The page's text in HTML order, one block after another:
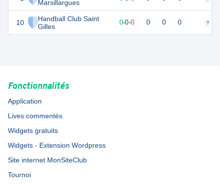
Marsillargues
10
Handball Club Saint
Gilles
0 0-0-0 0 0 0 ?
Fonctionnalités
Application
Lives commentés
Widgets gratuits
Widgets - Extension Wordpress
Site internet MonSiteClub
Tournoi